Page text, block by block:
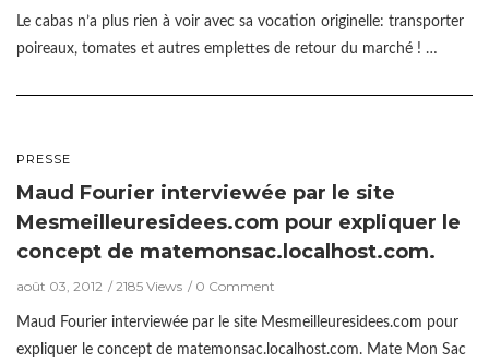
Le cabas n’a plus rien à voir avec sa vocation originelle: transporter
poireaux, tomates et autres emplettes de retour du marché ! …
PRESSE
Maud Fourier interviewée par le site
Mesmeilleuresidees.com pour expliquer le
concept de matemonsac.localhost.com.
août 03, 2012 2185 Views 0 Comment
Maud Fourier interviewée par le site Mesmeilleuresidees.com pour
expliquer le concept de matemonsac.localhost.com. Mate Mon Sac